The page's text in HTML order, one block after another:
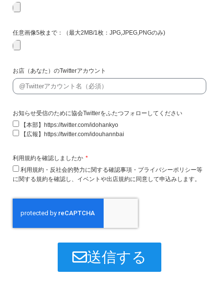
任意画像5枚まで：（最大2MB/1枚：JPG,JPEG,PNGのみ)
お店（あなた）のTwitterアカウント
お知らせ受信のために協会Twitterをふたつフォローしてください
【本部】https://twitter.com/idohankyo
【広報】https://twitter.com/idouhannbai
利用規約を確認しましたか
利用規約・反社会的勢力に関する確認事項・プライバシーポリシー等
に関する規約を確認し、イベントや出店規約に同意して申込みします。
送信する